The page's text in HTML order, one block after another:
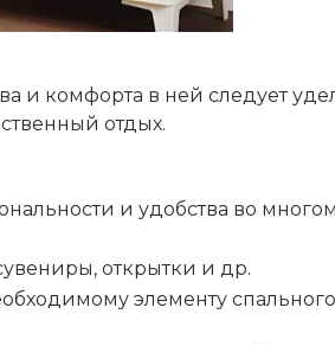
и комфорта в ней следует
отдых.
и удобства во многом
открытки и др.
элементу спального